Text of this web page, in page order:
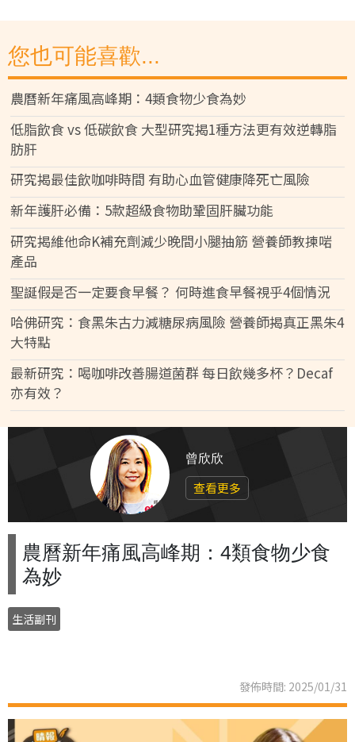
您也可能喜歡...
農曆新年痛風高峰期：4類食物少食為妙
低脂飲食 vs 低碳飲食 大型研究揭1種方法更有效逆轉脂
肪肝
研究揭最佳飲咖啡時間 有助心血管健康降死亡風險
新年護肝必備：5款超級食物助鞏固肝臟功能
研究揭維他命K補充劑減少晚間小腿抽筋 營養師教揀啱
產品
聖誕假是否一定要食早餐？ 何時進食早餐視乎4個情況
哈佛研究：食黑朱古力減糖尿病風險 營養師揭真正黑朱4
大特點
最新研究：喝咖啡改善腸道菌群 每日飲幾多杯？Decaf
亦有效？
曾欣欣
查看更多
農曆新年痛風高峰期：4類食物少食
為妙
生活副刊
發佈時間: 2025/01/31